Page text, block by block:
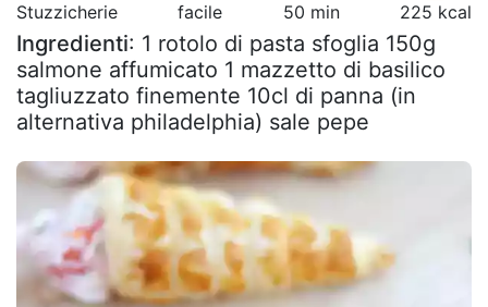
Stuzzicherie facile 50 min 225 kcal
Ingredienti: 1 rotolo di pasta sfoglia 150g
salmone affumicato 1 mazzetto di basilico
tagliuzzato finemente 10cl di panna (in
alternativa philadelphia) sale pepe